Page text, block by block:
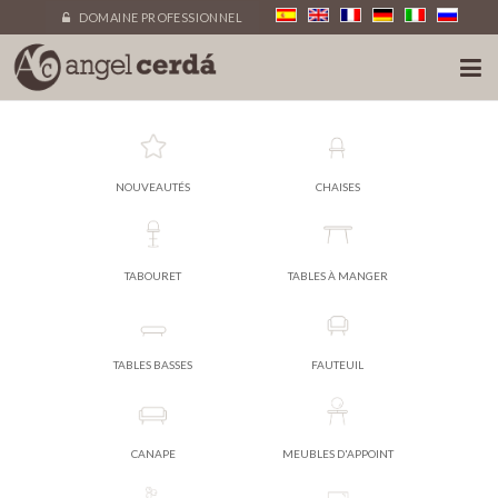
DOMAINE PROFESSIONNEL
NOUVEAUTÉS CHAISES
TABOURET TABLES À MANGER
TABLES BASSES FAUTEUIL
CANAPE MEUBLES D'APPOINT